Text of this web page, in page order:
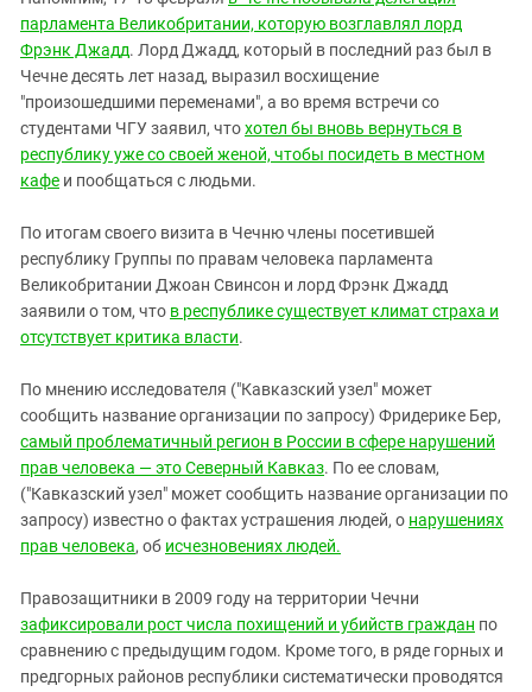
парламента Великобритании, которую возглавлял лорд
Фрэнк Джадд. Лорд Джадд, который в последний раз был в
Чечне десять лет назад, выразил восхищение
"произошедшими переменами", а во время встречи со
студентами ЧГУ заявил, чтохотел бы вновь вернуться в
республику уже со своей женой, чтобы посидеть в местном
кафе и пообщаться с людьми.
По итогам своего визита в Чечню члены посетившей
республику Группы по правам человека парламента
Великобритании Джоан Свинсон и лорд Фрэнк Джадд
заявили о том, что в республике существует климат страха и
отсутствует критика власти.
По мнению исследователя ("Кавказский узел" может
сообщить название организации по запросу) Фридерике Бер,
самый проблематичный регион в России в сфере нарушений
прав человека — это Северный Кавказ. По ее словам,
("Кавказский узел" может сообщить название организации по
запросу) известно о фактах устрашения людей, о нарушениях
прав человека, об исчезновениях людей.
Правозащитники в 2009 году на территории Чечни
зафиксировали рост числа похищений и убийств граждан по
сравнению с предыдущим годом. Кроме того, в ряде горных и
предгорных районов республики систематически проводятся